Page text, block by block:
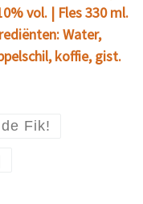
vol. | Fles 330 ml.
Water,
koffie, gist.
Fik!